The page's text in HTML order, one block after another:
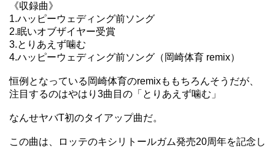
《収録曲》
1.ハッピーウェディング前ソング
2.眠いオブザイヤー受賞
3.とりあえず噛む
4.ハッピーウェディング前ソング（岡崎体育 remix）
恒例となっている岡崎体育のremixももちろんそうだが、
注目するのはやはり3曲目の「とりあえず噛む」
なんせヤバT初のタイアップ曲だ。
この曲は、ロッテのキシリトールガム発売20周年を記念し